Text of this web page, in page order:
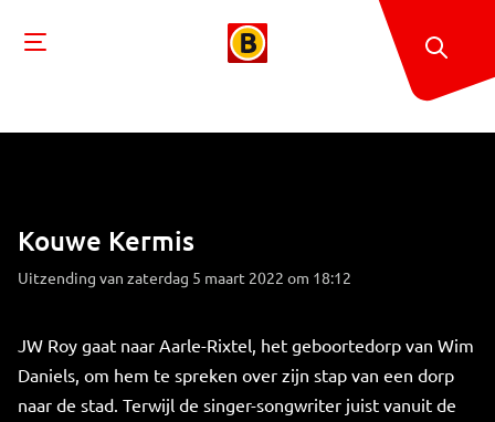
Kouwe Kermis
Uitzending van zaterdag 5 maart 2022 om 18:12
JW Roy gaat naar Aarle-Rixtel, het geboortedorp van Wim
Daniels, om hem te spreken over zijn stap van een dorp
naar de stad. Terwijl de singer-songwriter juist vanuit de